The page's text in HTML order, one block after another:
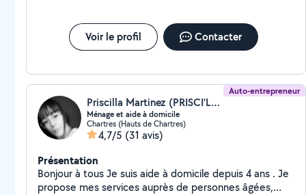
Voir le profil Contacter
Auto-entrepreneur
Priscilla Martinez (PRISCI'LA HOME SERVICES)
Ménage et aide à domicile
Chartres (Hauts de Chartres)
4,7/5 (31 avis)
Présentation
Bonjour à tous Je suis aide à domicile depuis 4 ans . Je
propose mes services auprès de personnes âgées,